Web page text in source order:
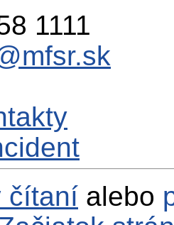
1111
čítaní alebo